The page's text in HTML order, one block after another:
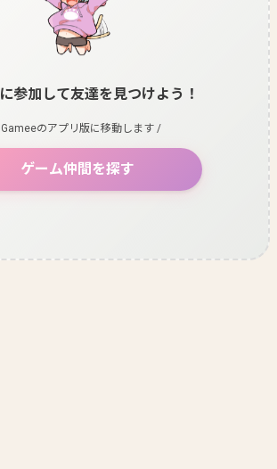
参加して友達を見つけよう！
のアプリ版に移動します /
ゲーム仲間を探す